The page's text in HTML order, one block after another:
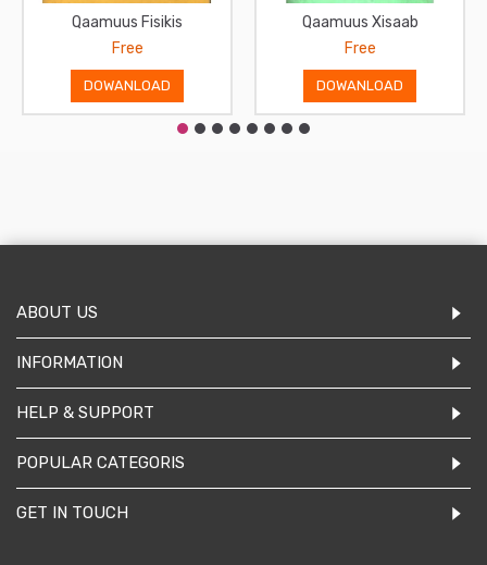
Qaamuus Fisikis
Free
DOWANLOAD
Qaamuus Xisaab
Free
DOWANLOAD
ABOUT US
INFORMATION
HELP & SUPPORT
POPULAR CATEGORIS
GET IN TOUCH